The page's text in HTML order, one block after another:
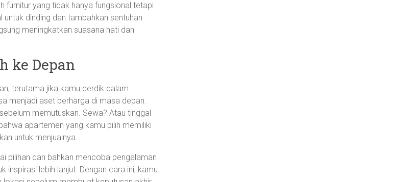
furnitur yang tidak hanya fungsional tetapi
dinding dan tambahkan sentuhan
meningkatkan suasana hati dan
ke Depan
terutama jika kamu cerdik dalam
menjadi aset berharga di masa depan.
memutuskan. Sewa? Atau tinggal
apartemen yang kamu pilih memiliki
untuk menjualnya.
pilihan dan bahkan mencoba pengalaman
inspirasi lebih lanjut. Dengan cara ini, kamu